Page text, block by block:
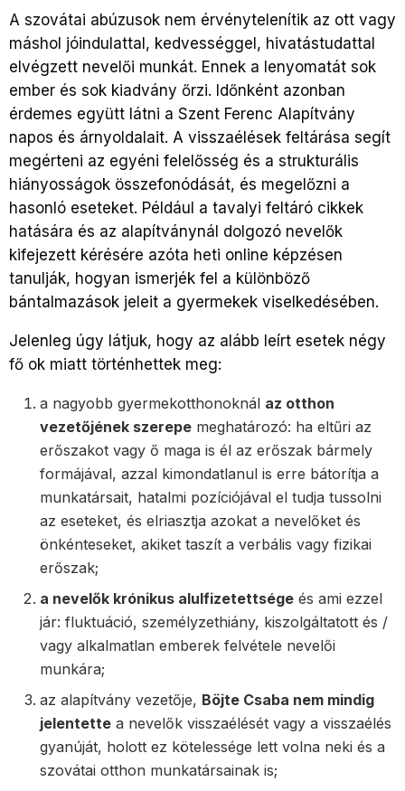
A szovátai abúzusok nem érvénytelenítik az ott vagy
máshol jóindulattal, kedvességgel, hivatástudattal
elvégzett nevelői munkát. Ennek a lenyomatát sok
ember és sok kiadvány őrzi. Időnként azonban
érdemes együtt látni a Szent Ferenc Alapítvány
napos és árnyoldalait. A visszaélések feltárása segít
megérteni az egyéni felelősség és a strukturális
hiányosságok összefonódását, és megelőzni a
hasonló eseteket. Például a tavalyi feltáró cikkek
hatására és az alapítványnál dolgozó nevelők
kifejezett kérésére azóta heti online képzésen
tanulják, hogyan ismerjék fel a különböző
bántalmazások jeleit a gyermekek viselkedésében.
Jelenleg úgy látjuk, hogy az alább leírt esetek négy
fő ok miatt történhettek meg:
a nagyobb gyermekotthonoknál az otthon
vezetőjének szerepe meghatározó: ha eltűri az
erőszakot vagy ő maga is él az erőszak bármely
formájával, azzal kimondatlanul is erre bátorítja a
munkatársait, hatalmi pozíciójával el tudja tussolni
az eseteket, és elriasztja azokat a nevelőket és
önkénteseket, akiket taszít a verbális vagy fizikai
erőszak;
a nevelők krónikus alulfizetettsége és ami ezzel
jár: fluktuáció, személyzethiány, kiszolgáltatott és /
vagy alkalmatlan emberek felvétele nevelői
munkára;
az alapítvány vezetője, Böjte Csaba nem mindig
jelentette a nevelők visszaélését vagy a visszaélés
gyanúját, holott ez kötelessége lett volna neki és a
szovátai otthon munkatársainak is;